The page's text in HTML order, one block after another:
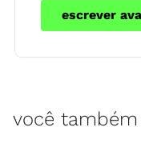
escrever
você também